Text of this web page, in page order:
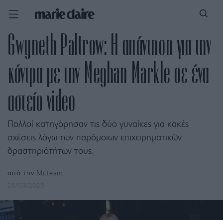
Gwyneth Paltrow: Η απάντηση για την
κόντρα με την Meghan Markle σε ένα
αστείο video
Πολλοί κατηγόρησαν τις δύο γυναίκες για κακές
σχέσεις λόγω των παρόμοιων επιχειρηματικών
δραστηριότήτων τους.
από την Mcteam